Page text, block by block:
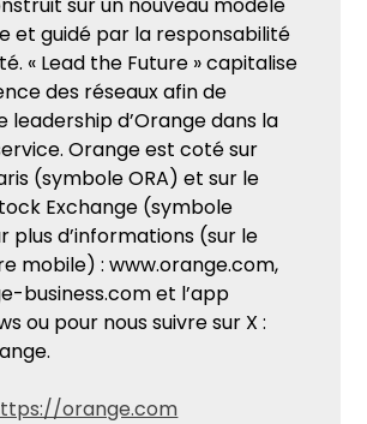
et guidé par la responsabilité
« Lead the Future » capitalise
des réseaux afin de
leadership d’Orange dans la
Orange est coté sur
(symbole ORA) et sur le
Exchange (symbole
plus d’informations (sur le
mobile) : www.orange.com,
business.com et l’app
ou pour nous suivre sur X :
orange.com